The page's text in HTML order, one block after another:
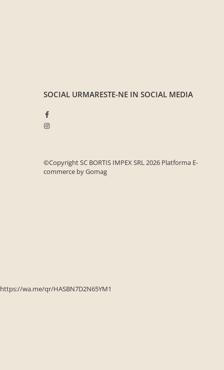
Mobilier clasic/rustic/vintage
Paturi tapitate dormitor
Toate Produsele
SOCIAL URMARESTE-NE IN SOCIAL MEDIA
©Copyright SC BORTIS IMPEX SRL 2026 Platforma E-
commerce by Gomag
https://wa.me/qr/HASBN7D2N65YM1